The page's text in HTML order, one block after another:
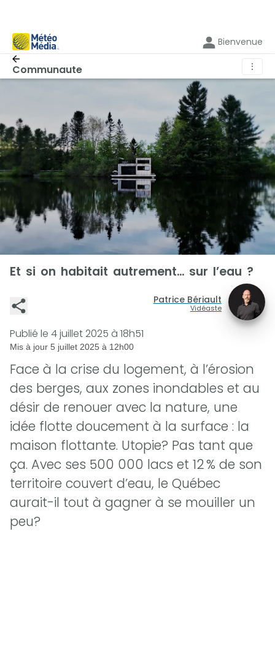
Bienvenue
Communaute ⋮
Et si on habitait autrement… sur l’eau ?
Patrice Bériault
Vidéaste
Publié le 4 juillet 2025 à 18h51
Mis à jour 5 juillet 2025 à 12h00
Face à la crise du logement, à l’érosion
des berges, aux zones inondables et au
désir de renouer avec la nature, une
idée flotte doucement à la surface : la
maison flottante. Utopie? Pas tant que
ça. Avec ses 500 000 lacs et 12 % de son
territoire couvert d’eau, le Québec
aurait-il tout à gagner à se mouiller un
peu?